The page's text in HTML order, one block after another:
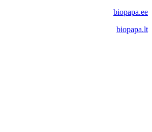
biopapa.ee
biopapa.lt